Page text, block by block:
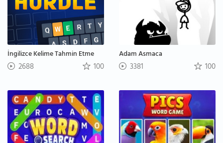
İngilizce Kelime Tahmin Etme
2688 100
Adam Asmaca
3381 100